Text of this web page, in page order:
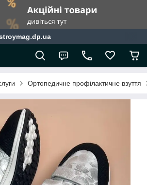
stroymag.dp.ua
Ортопедичне профілактичне взуття